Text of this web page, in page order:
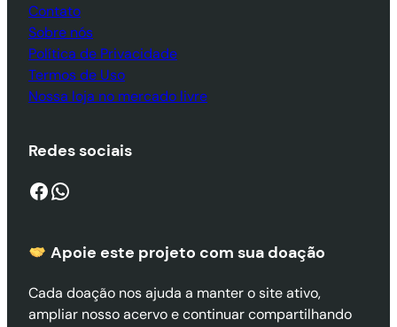
Contato
Sobre nós
Política de Privacidade
Termos de Uso
Nossa loja no mercado livre
Redes sociais
Facebook WhatsApp
Apoie este projeto com sua doação
Cada doação nos ajuda a manter o site ativo,
ampliar nosso acervo e continuar compartilhando